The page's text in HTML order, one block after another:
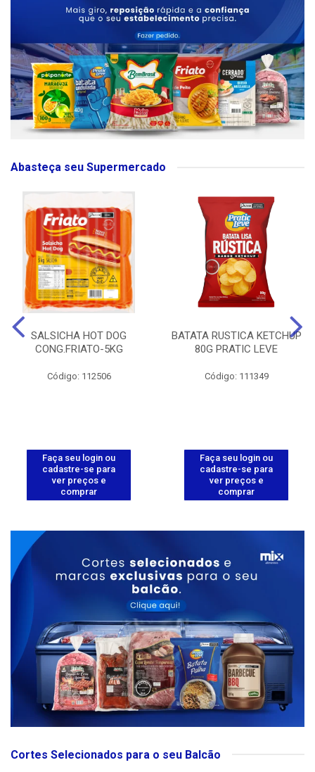
Abasteça seu Supermercado
SALSICHA HOT DOG
CONG.FRIATO-5KG
Código: 112506
Faça seu login ou
cadastre-se para
ver preços e
comprar
BATATA RUSTICA KETCHUP
80G PRATIC LEVE
Código: 111349
Faça seu login ou
cadastre-se para
ver preços e
comprar
Cortes Selecionados para o seu Balcão